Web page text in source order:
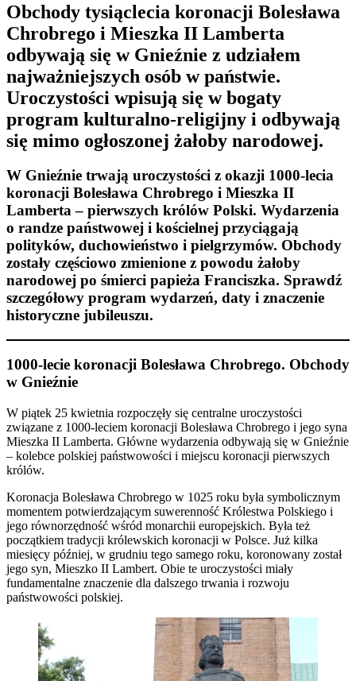
Obchody tysiąclecia koronacji Bolesława
Chrobrego i Mieszka II Lamberta
odbywają się w Gnieźnie z udziałem
najważniejszych osób w państwie.
Uroczystości wpisują się w bogaty
program kulturalno-religijny i odbywają
się mimo ogłoszonej żałoby narodowej.
W Gnieźnie trwają uroczystości z okazji 1000-lecia
koronacji Bolesława Chrobrego i Mieszka II
Lamberta – pierwszych królów Polski. Wydarzenia
o randze państwowej i kościelnej przyciągają
polityków, duchowieństwo i pielgrzymów. Obchody
zostały częściowo zmienione z powodu żałoby
narodowej po śmierci papieża Franciszka. Sprawdź
szczegółowy program wydarzeń, daty i znaczenie
historyczne jubileuszu.
1000-lecie koronacji Bolesława Chrobrego. Obchody
w Gnieźnie
W piątek 25 kwietnia rozpoczęły się centralne uroczystości
związane z 1000-leciem koronacji Bolesława Chrobrego i jego syna
Mieszka II Lamberta. Główne wydarzenia odbywają się w Gnieźnie
– kolebce polskiej państwowości i miejscu koronacji pierwszych
królów.
Koronacja Bolesława Chrobrego w 1025 roku była symbolicznym
momentem potwierdzającym suwerenność Królestwa Polskiego i
jego równorzędność wśród monarchii europejskich. Była też
początkiem tradycji królewskich koronacji w Polsce. Już kilka
miesięcy później, w grudniu tego samego roku, koronowany został
jego syn, Mieszko II Lambert. Obie te uroczystości miały
fundamentalne znaczenie dla dalszego trwania i rozwoju
państwowości polskiej.